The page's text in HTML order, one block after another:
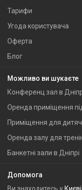
Тарифи
Угода користувача
Оферта
Блог
Можливо ви шукаєте
Конференц зал в
Оренда приміщення
Приміщення для
Оренда залу для
Банкетні зали в Дніпрі
Допомога